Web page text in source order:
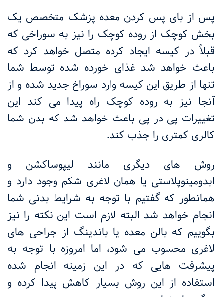
پس از بای پس کردن معده پزشک متخصص یک
بخش کوچک از روده کوچک را نیز به سوراخی که
قبلاً در کیسه ایجاد کرده متصل خواهد کرد که
باعث خواهد شد غذای خورده شده توسط شما
تنها از طریق این کیسه وارد سوراخ جدید شده و از
آنجا نیز به روده کوچک راه پیدا می کند این
تغییرات پی در پی باعث خواهد شد که بدن شما
کالری کمتری را جذب کند.
روش های دیگری مانند لیپوساکشن و
ابدومینوپلاستی یا همان لاغری شکم وجود دارد و
همانطور که گفتیم با توجه به شرایط بدنی شما
انجام خواهد شد البته لازم است این نکته را نیز
بگوییم که بالن معده یا باندینگ از جراحی های
لاغری محسوب می شود، اما امروزه با توجه به
پیشرفت هایی که در این زمینه انجام شده
استفاده از این روش بسیار کاهش پیدا کرده و